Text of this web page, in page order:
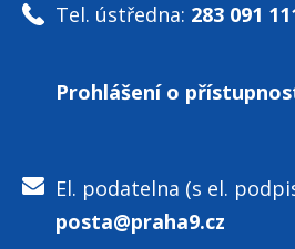
Tel. ústředna: 283 091
Prohlášení o
El. podatelna (s el.
posta@praha9.cz